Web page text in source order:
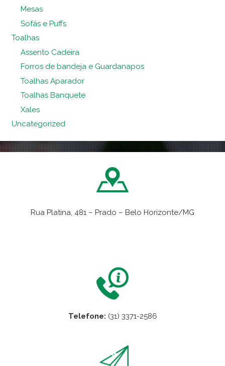
Mesas
Sofás e Puffs
Toalhas
Assento Cadeira
Forros de bandeja e Guardanapos
Toalhas Aparador
Toalhas Banquete
Xales
Uncategorized
Rua Platina, 481 – Prado – Belo Horizonte/MG
Telefone: (31) 3371-2586